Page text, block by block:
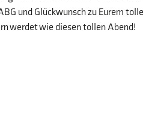
und Glückwunsch zu Eurem
werdet wie diesen tollen Abend!